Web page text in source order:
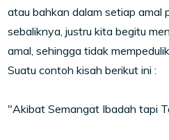
atau bahkan dalam setiap amal
sebaliknya, justru kita begitu
amal, sehingga tidak
Suatu contoh kisah berikut ini :
"Akibat Semangat Ibadah tapi